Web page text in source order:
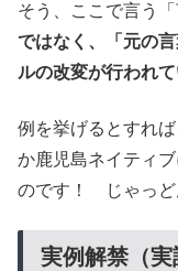
そう、ここで言う
ではなく、「元の
ルの改変が行われ
例を挙げるとすれ
か鹿児島ネイティ
のです！ じゃっど
実例解禁（実